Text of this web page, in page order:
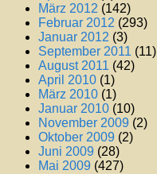
März 2012 (142)
Februar 2012 (293)
Januar 2012 (3)
September 2011 (11)
August 2011 (42)
April 2010 (1)
März 2010 (1)
Januar 2010 (10)
November 2009 (2)
Oktober 2009 (2)
Juni 2009 (28)
Mai 2009 (427)